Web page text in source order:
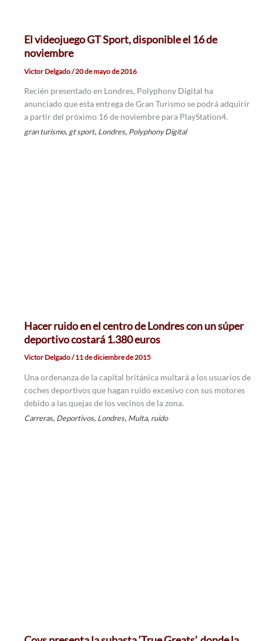
El videojuego GT Sport, disponible el 16 de
noviembre
Victor Delgado/20 de mayo de 2016
Recién presentado en Londres, Polyphony Digital ha
anunciado que esta entrega de Gran Turismo se podrá adquirir
a partir del próximo 16 de noviembre para PlayStation4.
gran turismo, gt sport, Londres, Polyphony Digital
Hacer ruido en el centro de Londres con un súper
deportivo costará 1.380 euros
Victor Delgado/11 de diciembre de 2015
Una ordenanza de la capital británica multará a los usuarios de
coches deportivos que hagan ruido excesivo con sus motores
debido a las quejas de los vecinos de la zona.
Carreras, Deportivos, Londres, Multa, ruido